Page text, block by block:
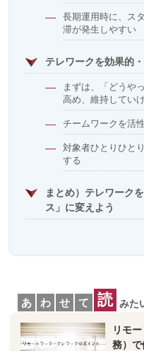
長期運用時に、ス
滞が発生しやすい
テレワークを効果的
まずは、「どうや
高め、維持してい
チームワークを活
対象者ひとりひと
する
まとめ）テレワーク
ス」に変えよう
あ わ せ て 読 みた
リモ
務）で